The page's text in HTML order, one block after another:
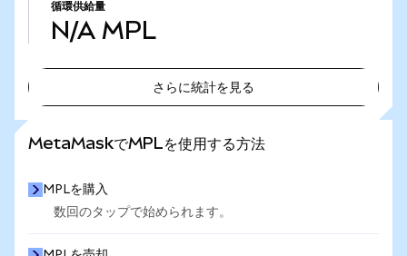
循環供給量
N/A MPL
さらに統計を見る
MetaMaskでMPLを使用する方法
MPLを購入
数回のタップで始められます。